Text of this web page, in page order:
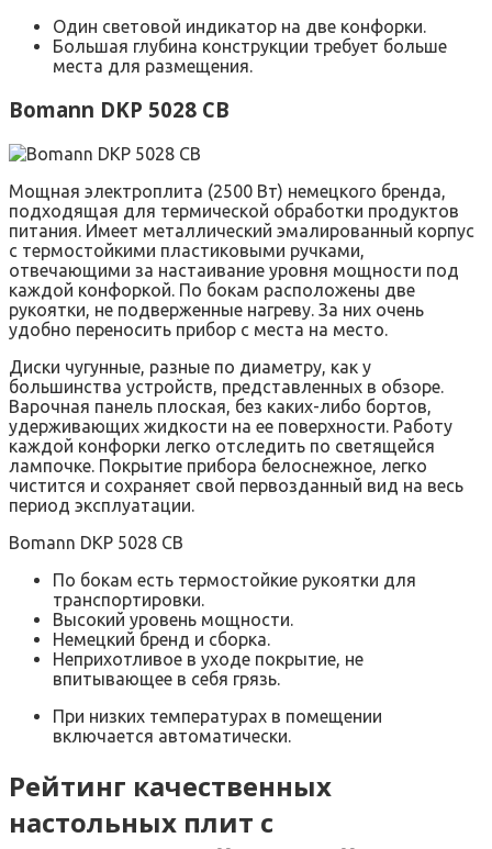
Один световой индикатор на две конфорки.
Большая глубина конструкции требует больше
места для размещения.
Bomann DKP 5028 CB
Мощная электроплита (2500 Вт) немецкого бренда,
подходящая для термической обработки продуктов
питания. Имеет металлический эмалированный корпус
с термостойкими пластиковыми ручками,
отвечающими за настаивание уровня мощности под
каждой конфоркой. По бокам расположены две
рукоятки, не подверженные нагреву. За них очень
удобно переносить прибор с места на место.
Диски чугунные, разные по диаметру, как у
большинства устройств, представленных в обзоре.
Варочная панель плоская, без каких-либо бортов,
удерживающих жидкости на ее поверхности. Работу
каждой конфорки легко отследить по светящейся
лампочке. Покрытие прибора белоснежное, легко
чистится и сохраняет свой первозданный вид на весь
период эксплуатации.
Bomann DKP 5028 CB
По бокам есть термостойкие рукоятки для
транспортировки.
Высокий уровень мощности.
Немецкий бренд и сборка.
Неприхотливое в уходе покрытие, не
впитывающее в себя грязь.
При низких температурах в помещении
включается автоматически.
Рейтинг качественных
настольных плит с